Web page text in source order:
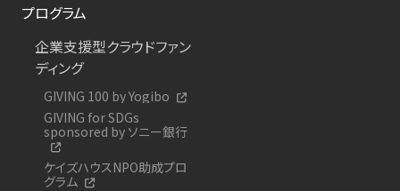
プログラム
企業支援型クラウドファン
ディング
GIVING 100 by Yogibo
GIVING for SDGs
sponsored by ソニー銀行
ケイズハウスNPO助成プロ
グラム